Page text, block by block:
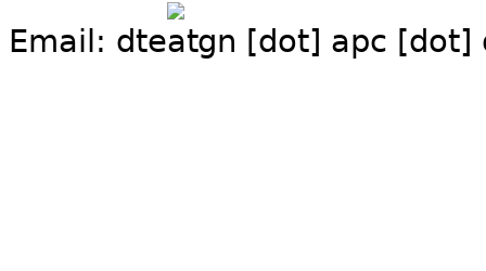
Email: dte gn [dot] apc [dot]